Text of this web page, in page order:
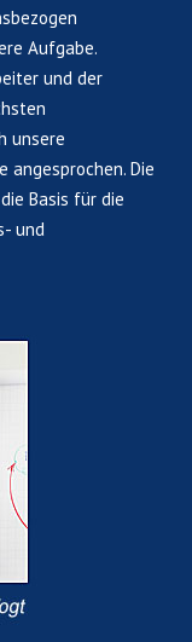
Aufgabe.
und der
unsere
Die
Basis für die
und